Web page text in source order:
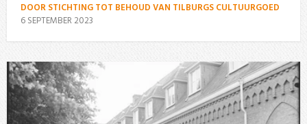
DOOR STICHTING TOT BEHOUD VAN TILBURGS CULTUURGOED
6 SEPTEMBER 2023